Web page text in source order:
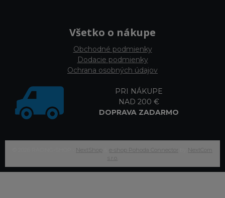
Všetko o nákupe
Obchodné podmienky
Dodacie podmienky
Ochrana osobných údajov
PRI NÁKUPE
NAD 200 €
DOPRAVA ZADARMO
NextShop e-shop Pohoda Connector
NextCom